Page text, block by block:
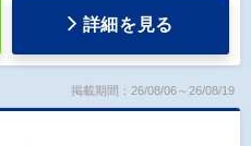
詳細を見る
掲載期間：26/08/06～26/08/19